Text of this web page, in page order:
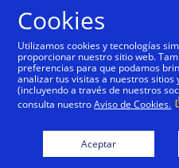
Cookies
Utilizamos cookies y tecnologías
proporcionar nuestro sitio web.
preferencias para que podamos
analizar tus visitas a nuestros
(incluyendo a través de nuestros
consulta nuestroAviso de Cookies.
Aceptar